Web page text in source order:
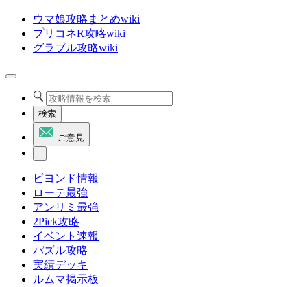
ウマ娘攻略まとめwiki
プリコネR攻略wiki
グラブル攻略wiki
検索
ご意見
ビヨンド情報
ローテ最強
アンリミ最強
2Pick攻略
イベント速報
パズル攻略
実績デッキ
ルムマ掲示板